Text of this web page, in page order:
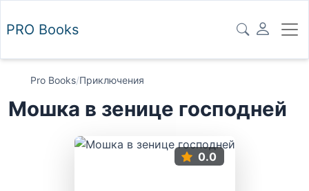
PRO Books
Pro Books/Приключения
Мошка в зенице господней
0.0